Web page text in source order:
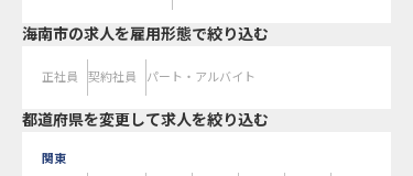
海南市の求人を雇用形態で絞り込む
正社員 契約社員 パート・アルバイト
都道府県を変更して求人を絞り込む
関東